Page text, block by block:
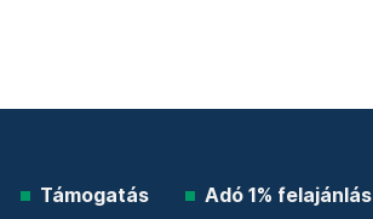
Támogatás Adó 1% felajánlás